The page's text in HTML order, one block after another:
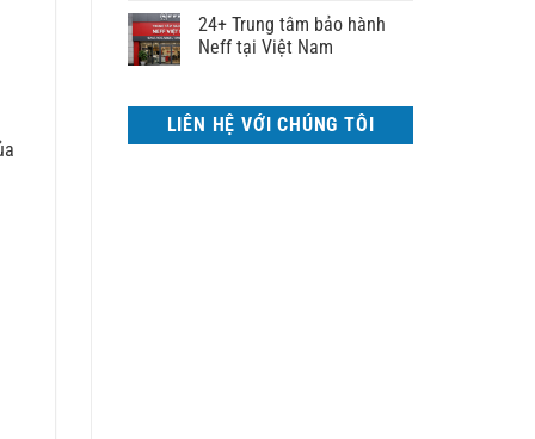
24+ Trung tâm bảo hành
Neff tại Việt Nam
LIÊN HỆ VỚI CHÚNG TÔI